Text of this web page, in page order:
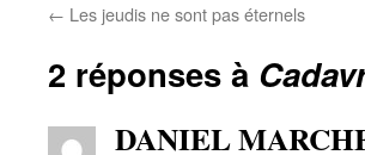
← Les jeudis ne sont pas éternels
2 réponses à
DANIEL